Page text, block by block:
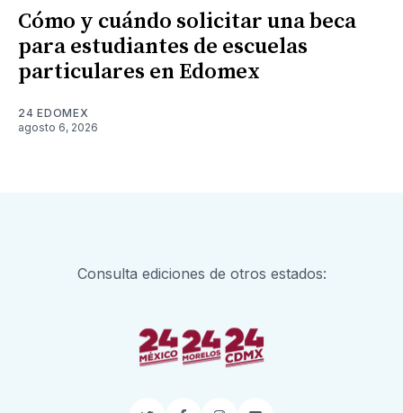
Cómo y cuándo solicitar una beca
para estudiantes de escuelas
particulares en Edomex
24 EDOMEX
agosto 6, 2026
Consulta ediciones de otros estados: